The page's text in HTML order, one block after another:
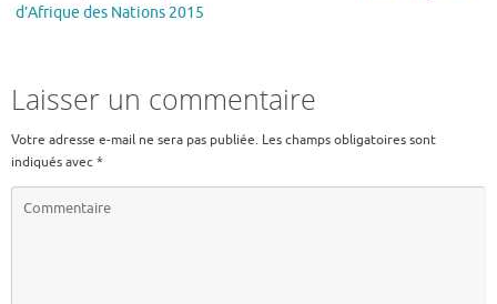
d’Afrique des Nations 2015
Laisser un commentaire
Votre adresse e-mail ne sera pas publiée. Les champs obligatoires sont
indiqués avec*